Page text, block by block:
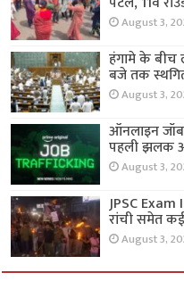
August 3,
हंगामे के बीच
बजे तक
August 3,
ऑनलाइन जॉब
पहली झलक
August 3,
JPSC
रांची समेत
August 3,